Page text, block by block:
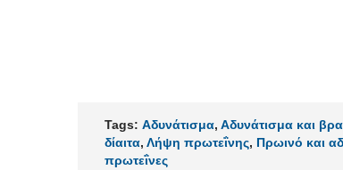
Tags: Αδυνάτισμα, Αδυνάτισμα και
δίαιτα, Λήψη πρωτεΐνης, Πρωινό και
πρωτεΐνες